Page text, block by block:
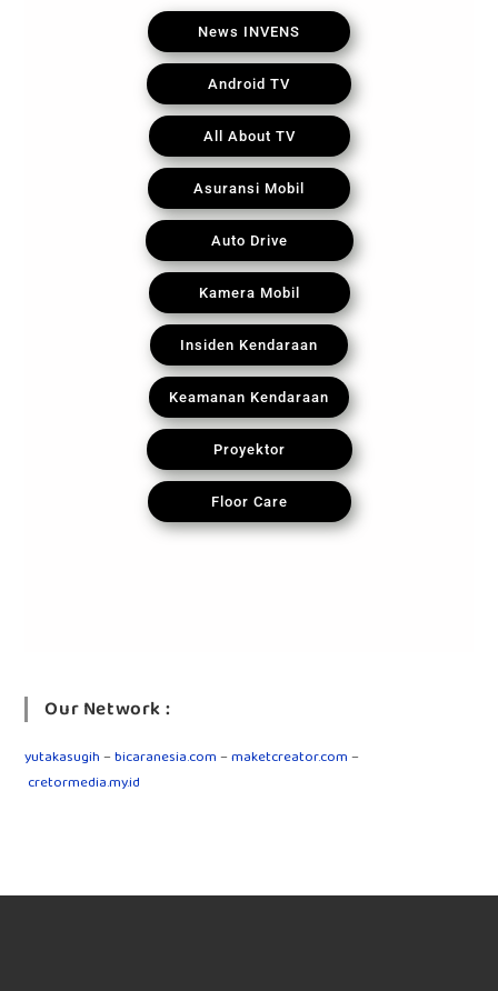
News INVENS
Android TV
All About TV
Asuransi Mobil
Auto Drive
Kamera Mobil
Insiden Kendaraan
Keamanan Kendaraan
Proyektor
Floor Care
Our Network :
yutakasugih–bicaranesia.com–maketcreator.com–
cretormedia.my.id